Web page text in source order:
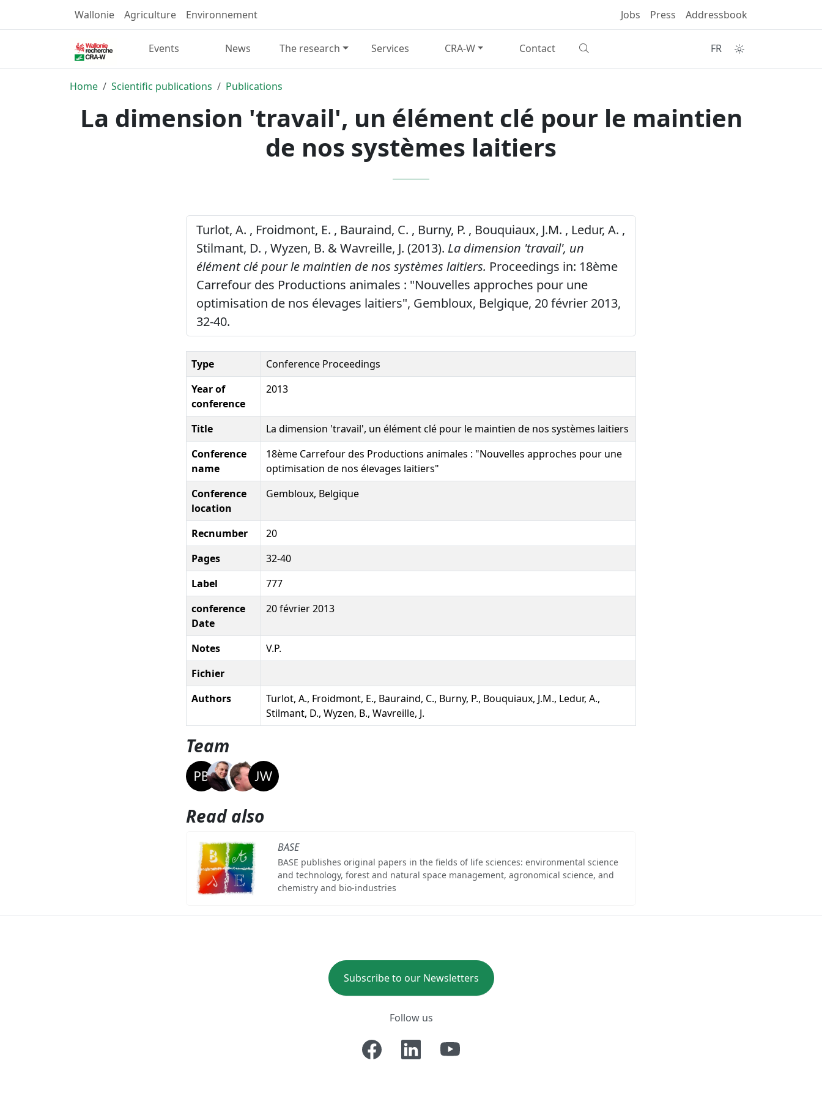
Wallonie Agriculture Environnement Jobs Press Addressbook
Events News The research Services CRA-W Contact FR
Home Scientific publications Publications
La dimension 'travail', un élément clé pour le maintien
de nos systèmes laitiers
Turlot, A. , Froidmont, E. , Bauraind, C. , Burny, P. , Bouquiaux, J.M. , Ledur, A. ,
Stilmant, D. , Wyzen, B. & Wavreille, J. (2013). La dimension 'travail', un
élément clé pour le maintien de nos systèmes laitiers. Proceedings in: 18ème
Carrefour des Productions animales : "Nouvelles approches pour une
optimisation de nos élevages laitiers", Gembloux, Belgique, 20 février 2013,
32-40.
Type
Conference Proceedings
Year of
conference
2013
Title
La dimension 'travail', un élément clé pour le maintien de nos systèmes laitiers
Conference
name
18ème Carrefour des Productions animales : "Nouvelles approches pour une
optimisation de nos élevages laitiers"
Conference
location
Gembloux, Belgique
Recnumber
20
Pages
32-40
Label
777
conference
Date
20 février 2013
Notes
V.P.
Fichier
Authors
Turlot, A., Froidmont, E., Bauraind, C., Burny, P., Bouquiaux, J.M., Ledur, A.,
Stilmant, D., Wyzen, B., Wavreille, J.
Team
Read also
BASE
BASE publishes original papers in the fields of life sciences: environmental science
and technology, forest and natural space management, agronomical science, and
chemistry and bio-industries
Subscribe to our Newsletters
Follow us